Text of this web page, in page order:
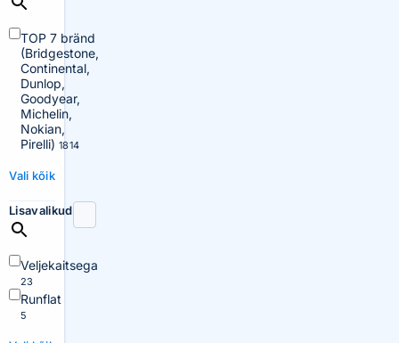
TOP 7 bränd
(Bridgestone,
Continental,
Dunlop,
Goodyear,
Michelin,
Nokian,
Pirelli) 1814
Vali kõik
Lisavalikud
Veljekaitsega
23
Runflat
5